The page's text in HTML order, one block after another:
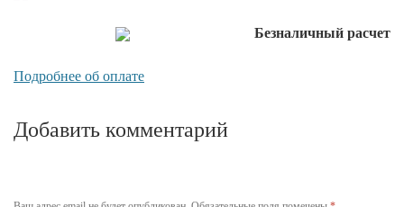
Безналичный расчет
Подробнее об оплате
Добавить комментарий